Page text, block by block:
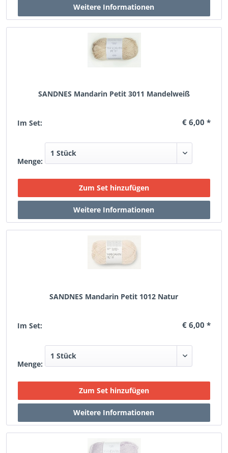
SANDNES Mandarin Petit 3011 Mandelweiß
Im Set: € 6,00 *
Menge:
SANDNES Mandarin Petit 1012 Natur
Im Set: € 6,00 *
Menge: